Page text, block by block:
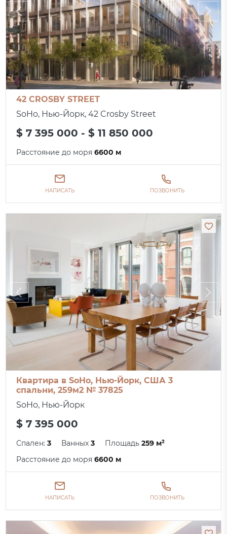
42 CROSBY STREET
SoHo, Нью-Йорк, 42 Crosby Street
$ 7 395 000 - $ 11 850 000
Расстояние до моря6600 м
НАПИСАТЬ ПОЗВОНИТЬ
Квартира в SoHo, Нью-Йорк, США 3
спальни, 259м2 № 37825
SoHo, Нью-Йорк
$ 7 395 000
Спален:3 Ванных3 Площадь259 м²
Расстояние до моря6600 м
НАПИСАТЬ ПОЗВОНИТЬ